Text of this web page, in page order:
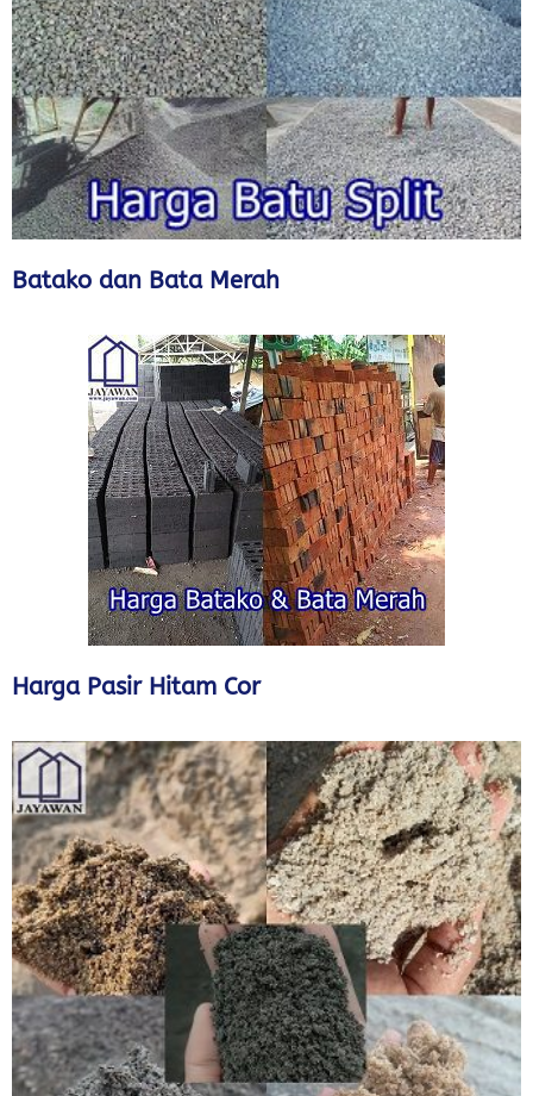
Batako dan Bata Merah
Harga Pasir Hitam Cor